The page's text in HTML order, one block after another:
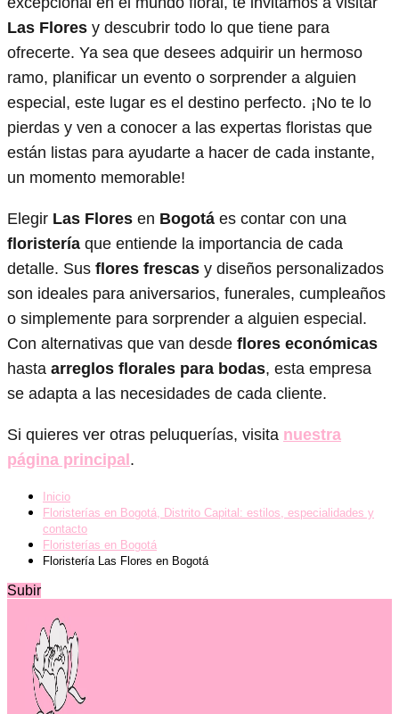
Las Flores y descubrir todo lo que tiene para
ofrecerte. Ya sea que desees adquirir un hermoso
ramo, planificar un evento o sorprender a alguien
especial, este lugar es el destino perfecto. ¡No te lo
pierdas y ven a conocer a las expertas floristas que
están listas para ayudarte a hacer de cada instante,
un momento memorable!
Elegir Las Flores en Bogotá es contar con una
floristería que entiende la importancia de cada
detalle. Sus flores frescas y diseños personalizados
son ideales para aniversarios, funerales, cumpleaños
o simplemente para sorprender a alguien especial.
Con alternativas que van desde flores económicas
hasta arreglos florales para bodas, esta empresa
se adapta a las necesidades de cada cliente.
Si quieres ver otras peluquerías, visita nuestra
página principal.
Inicio
Floristerías en Bogotá, Distrito Capital: estilos, especialidades y
contacto
Floristerías en Bogotá
Floristería Las Flores en Bogotá
Subir